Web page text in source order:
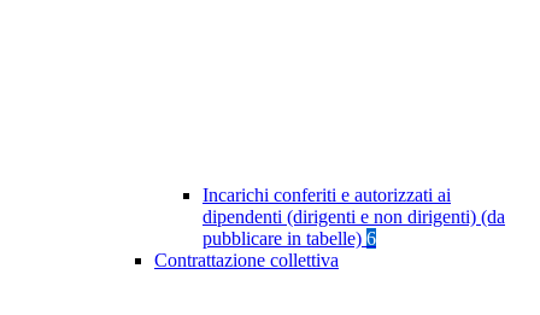
Incarichi conferiti e autorizzati ai
dipendenti (dirigenti e non dirigenti) (da
pubblicare in tabelle) 6
Contrattazione collettiva